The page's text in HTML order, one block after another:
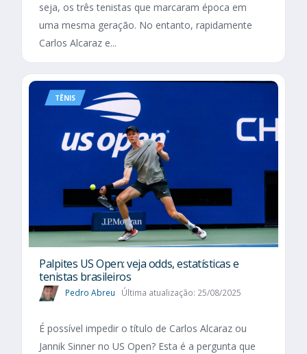
seja, os três tenistas que marcaram época em
uma mesma geração. No entanto, rapidamente
Carlos Alcaraz e...
TÊNIS
Palpites US Open: veja odds, estatísticas e
tenistas brasileiros
Pedro Abreu Última atualização: 25/08/2025
É possível impedir o título de Carlos Alcaraz ou
Jannik Sinner no US Open? Esta é a pergunta que